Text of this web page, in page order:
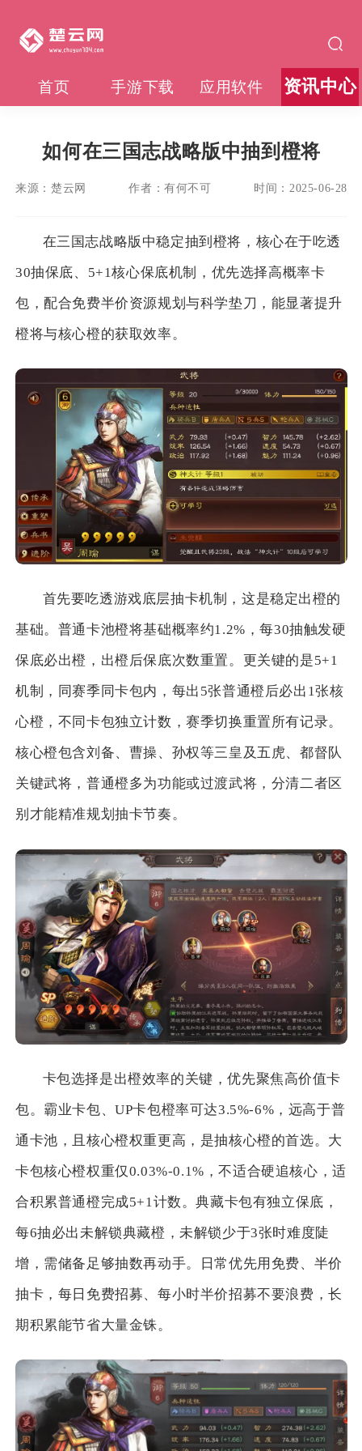
首页 手游下载 应用软件 资讯中心
如何在三国志战略版中抽到橙将
来源： 楚云网 作者：有何不可 时间： 2025-06-28
在三国志战略版中稳定抽到橙将，核心在于吃透
30抽保底、5+1核心保底机制，优先选择高概率卡
包，配合免费半价资源规划与科学垫刀，能显著提升
橙将与核心橙的获取效率。
首先要吃透游戏底层抽卡机制，这是稳定出橙的
基础。普通卡池橙将基础概率约1.2%，每30抽触发硬
保底必出橙，出橙后保底次数重置。更关键的是5+1
机制，同赛季同卡包内，每出5张普通橙后必出1张核
心橙，不同卡包独立计数，赛季切换重置所有记录。
核心橙包含刘备、曹操、孙权等三皇及五虎、都督队
关键武将，普通橙多为功能或过渡武将，分清二者区
别才能精准规划抽卡节奏。
卡包选择是出橙效率的关键，优先聚焦高价值卡
包。霸业卡包、UP卡包橙率可达3.5%-6%，远高于普
通卡池，且核心橙权重更高，是抽核心橙的首选。大
卡包核心橙权重仅0.03%-0.1%，不适合硬追核心，适
合积累普通橙完成5+1计数。典藏卡包有独立保底，
每6抽必出未解锁典藏橙，未解锁少于3张时难度陡
增，需储备足够抽数再动手。日常优先用免费、半价
抽卡，每日免费招募、每小时半价招募不要浪费，长
期积累能节省大量金铢。